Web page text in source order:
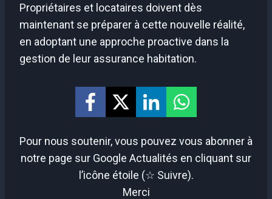
Propriétaires et locataires doivent dès
maintenant se préparer à cette nouvelle réalité,
en adoptant une approche proactive dans la
gestion de leur assurance habitation.
Pour nous soutenir, vous pouvez vous abonner à
notre page sur Google Actualités en cliquant sur
l’icône étoile (☆ Suivre).
Merci